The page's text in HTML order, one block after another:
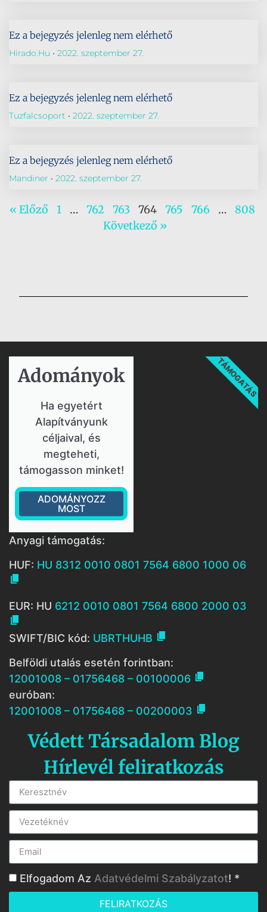
Ez a bejegyzés jelenleg nem elérhető
Hirado.hu 2022. szeptember 27.
Ez a bejegyzés jelenleg nem elérhető
Tuzfalcsoport 2022. szeptember 27.
Ez a bejegyzés jelenleg nem elérhető
Mandiner 2022. szeptember 27.
« Előző 1 … 762 763 764 765 766 …
808
Következő »
Adományok​
Ha egyetért
Alapítványunk
céljaival, és
megteheti,
támogasson minket!
ADOMÁNYOZZ
MOST
TÁMOGATÁS
Anyagi támogatás:
HUF: HU 8312 0010 0801 7564 6800 1000 06

EUR: HU 6212 0010 0801 7564 6800 2000 03

SWIFT/BIC kód: UBRTHUHB 
Belföldi utalás esetén forintban:
12001008 – 01756468 – 00100006 
euróban:
12001008 – 01756468 – 00200003 
Védett Társadalom Blog
Hírlevél feliratkozás
Elfogadom Az Adatvédelmi Szabályzatot! *
FELIRATKOZÁS